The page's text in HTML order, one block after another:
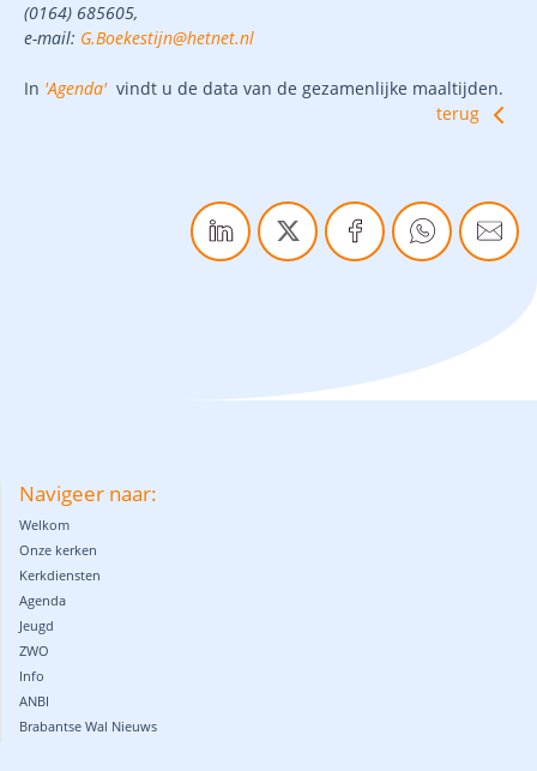
(0164) 685605,
e-mail: G.Boekestijn@hetnet.nl
In 'Agenda'vindt u de data van de gezamenlijke maaltijden.
terug
Navigeer naar:
Welkom
Onze kerken
Kerkdiensten
Agenda
Jeugd
ZWO
Info
ANBI
Brabantse Wal Nieuws